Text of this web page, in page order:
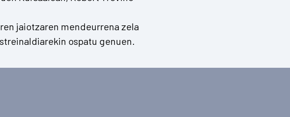
jaiotzaren mendeurrena zela
ospatu genuen.